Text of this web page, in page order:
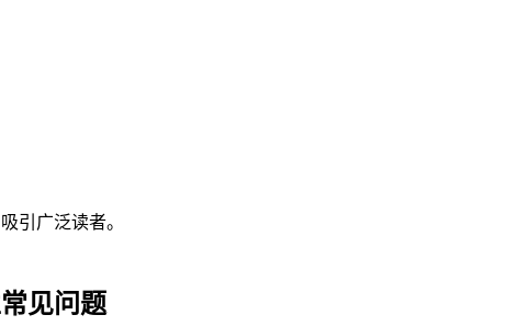
引广泛读者。
见问题